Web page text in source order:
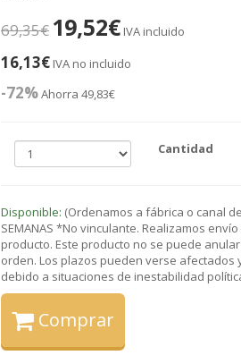
69,35€ 19,52€ IVA incluido
16,13€ IVA no incluido
-72%Ahorra 49,83€
Cantidad
Disponible: (Ordenamos a fábrica o canal
SEMANAS *No vinculante. Realizamos
producto. Este producto no se puede
orden. Los plazos pueden verse afectados
debido a situaciones de inestabilidad
Comprar